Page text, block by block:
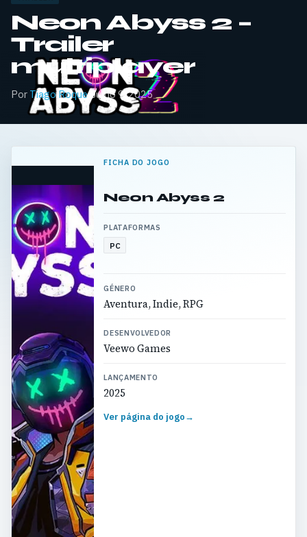
Neon Abyss 2 –
Trailer
multiplayer
Por Tiago Roque· Julho 9, 2025
FICHA DO JOGO
Neon Abyss 2
PLATAFORMAS
PC
GÉNERO
Aventura, Indie, RPG
DESENVOLVEDOR
Veewo Games
LANÇAMENTO
2025
Ver página do jogo→